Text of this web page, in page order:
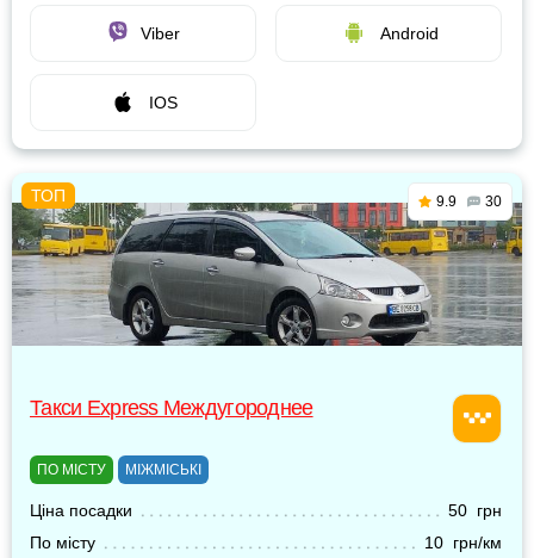
Viber Android
IOS
9.9 30
Такси Express Междугороднее
ПО МІСТУ МІЖМІСЬКІ
Ціна посадки
50 грн
По місту
10 грн/км